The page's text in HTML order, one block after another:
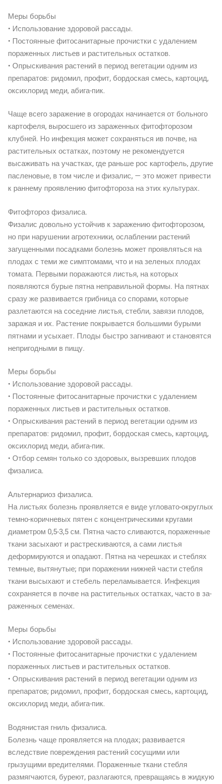
Меры борьбы
• Использование здоровой рассады.
• Постоянные фитосанитарные прочистки с удалением
пораженных листьев и растительных остатков.
• Опрыскивания растений в период вегетации одним из
препаратов: ридомил, профит, бордоская смесь, картоцид,
оксихлорид меди, абига-пик.
Чаще всего заражение в огородах начинается от больного
картофеля, выросшего из зараженных фитофторозом
клубней. Но инфекция может сохраняться ив почве, на
растительных остатках, поэтому не рекомендуется
высаживать на участках, где раньше рос картофель, другие
пасленовые, в том числе и физалис, — это может привести
к раннему проявлению фитофтороза на этих культурах.
Фитофтороз физалиса.
Физалис довольно устойчив к заражению фитофторозом,
но при нарушении агротехники, ослаблении растений
загущенными посадками болезнь может проявляться на
плодах с теми же симптомами, что и на зеленых плодах
томата. Первыми поражаются листья, на которых
появляются бурые пятна неправильной формы. На пятнах
сразу же развивается грибница со спорами, которые
разлетаются на соседние листья, стебли, завязи плодов,
заражая и их. Растение покрывается большими бурыми
пятнами и усыхает. Плоды быстро загнивают и становятся
непригодными в пищу.
Меры борьбы
• Использование здоровой рассады.
• Постоянные фитосанитарные прочистки с удалением
пораженных листьев и растительных остатков.
• Опрыскивания растений в период вегетации одним из
препаратов: ридомил, профит, бордоская смесь, картоцид,
оксихлорид меди, абига-пик.
• Отбор семян только со здоровых, вызревших плодов
физалиса.
Альтернариоз физалиса.
На листьях болезнь проявляется е виде угловато-округлых
темно-коричневых пятен с концентрическими кругами
диаметром 0,5-3,5 см. Пятна часто сливаются, пораженные
ткани засыхают и растрескиваются, а сами листья
деформируются и опадают. Пятна на черешках и стеблях
темные, вытянутые; при поражении нижней части стебля
ткани высыхают и стебель переламывается. Инфекция
сохраняется в почве на растительных остатках, часто в за-
раженных семенах.
Меры борьбы
• Использование здоровой рассады.
• Постоянные фитосанитарные прочистки с удалением
пораженных листьев и растительных остатков.
• Опрыскивания растений в период вегетации одним из
препаратов; ридомил, профит, бордоская смесь, картоцид,
оксихлорид меди, абига-пик.
Водянистая гниль физалиса.
Болезнь чаще проявляется на плодах; развивается
вследствие повреждения растений сосущими или
грызущими вредителями. Пораженные ткани стебля
размягчаются, буреют, разлагаются, превращаясь в жидкую